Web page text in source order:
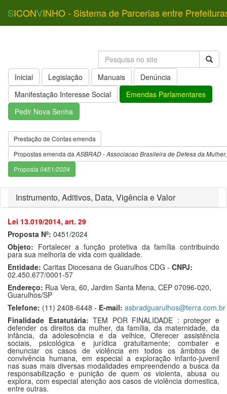
SICONVINHO - Sistema de Parcerias entre
Inicial Legislação Manuais
Denúncia
Manifestação Interesse Social
Emendas Parlamentares
Pedir Nova Senha
Prestação de Contas emenda
Propostas emenda da ASBRAD - Associacao Brasileira de Defesa da
Proposta 0451/2024
Instrumento, Aditivos, Data, Vigência e Valor
Lei 13.019/2014, art. 29
Proposta Nº: 0451/2024
Objeto: Fortalecer a função protetiva da família contribuindo
para sua melhoria de vida com qualidade.
Entidade: Caritas Diocesana de Guarulhos CDG - CNPJ:
02.450.677/0001-57
Endereço: Rua Vera, 60, Jardim Santa Mena, CEP 07096-020,
Guarulhos/SP
Telefone: (11) 2408-6448 - E-mail: asbradguarulhos@terra.com.br
Finalidade Estatutária: TEM POR FINALIDADE : proteger e
defender os direitos da mulher, da família, da maternidade, da
infância, da adolescência e da velhice, Oferecer assistência
sociais, psicológica e jurídica gratuitamente; combater e
denunciar os casos de violência em todos os âmbitos de
convivência humana, em especial a exploração infanto-juvenil
nas suas mais diversas modalidades empreendendo a busca da
responsabilização e punição de quem os violenta, abusa ou
explora, com especial atenção aos casos de violência domestica,
entre outras.